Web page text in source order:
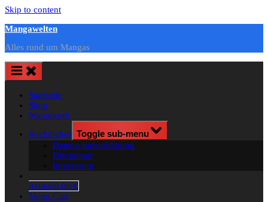
Skip to content
Mangawelten
Alles rund um Mangas
Startseite
Shop
Warenkorb
Rechtliches Toggle sub-menu
Datenschutzerklärung
Disclaimer
Impressum
Artikel0,00 €
Menu Cart